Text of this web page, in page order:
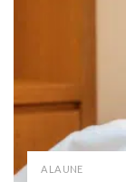
A LA UNE